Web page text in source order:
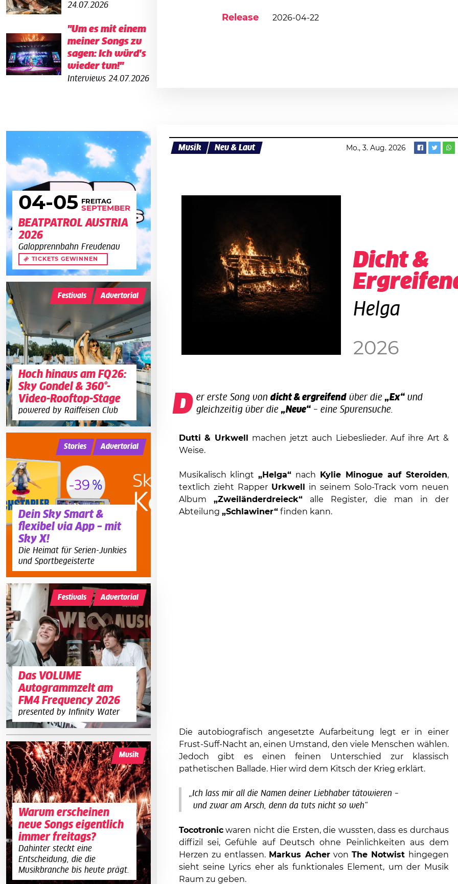
Release 2026-04-22
24.07.2026
"Um es mit einem
meiner Songs zu
sagen: Ich würd's
wieder tun!"
Interviews 24.07.2026
Musik Neu & Laut Mo., 3. Aug. 2026
Dicht &
Helga
2026
D er erste Song von dicht & ergreifend über die„Ex“ und
gleichzeitig über die„Neue“ – eine Spurensuche.
Dutti & Urkwell
machen jetzt auch Liebeslieder. Auf ihre Art &
Weise.
Musikalisch klingt„Helga“ nach Kylie Minogue auf Steroiden,
textlich zieht Rapper Urkwell
in seinem Solo-Track vom neuen
Album „Zweiländerdreieck“alle Register, die man in der
Abteilung „Schlawiner“finden kann.
Die autobiografisch angesetzte Aufarbeitung legt er in einer
Frust-Suff-Nacht an, einen Umstand, den viele Menschen wählen.
Jedoch gibt es einen feinen Unterschied zur klassisch
pathetischen Ballade. Hier wird dem Kitsch der Krieg erklärt.
„Ich lass mir all die Namen deiner Liebhaber tätowieren –
und zwar am Arsch, denn da tuts nicht so weh“
Tocotronicwaren nicht die Ersten, die wussten, dass es durchaus
diffizil sei, Gefühle auf Deutsch ohne Peinlichkeiten aus dem
Herzen zu entlassen. Markus AchervonThe Notwist hingegen
sieht seine Lyrics eher als funktionales Element, um der Musik
Raum zu geben.
04-05 FREITAG
SEPTEMBER
BEATPATROL AUSTRIA
2026
Galopprennbahn Freudenau
TICKETS GEWINNEN
Hoch hinaus am FQ26:
Sky Gondel & 360°-
Video-Rooftop-Stage
powered by Raiffeisen Club
Festivals Advertorial
Dein Sky Smart &
flexibel via App – mit
Sky X!
Die Heimat für Serien-Junkies
und Sportbegeisterte
Stories Advertorial
Das VOLUME
Autogrammzelt am
FM4 Frequency 2026
presented by Infinity Water
Festivals Advertorial
Warum erscheinen
neue Songs eigentlich
immer freitags?
Dahinter steckt eine
Entscheidung, die die
Musikbranche bis heute prägt.
Musik